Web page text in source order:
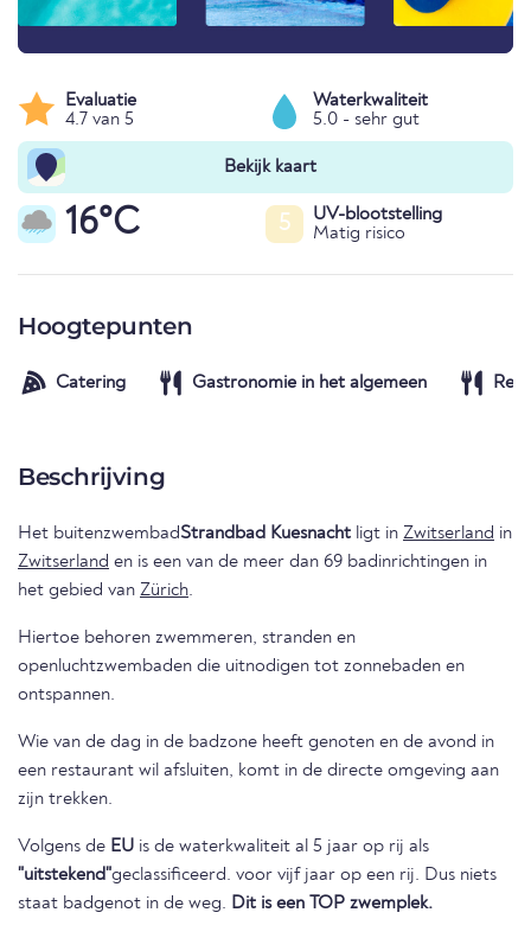
Evaluatie
4.7 van 5
Waterkwaliteit
5.0 - sehr gut
Bekijk kaart
16°C 5
UV-blootstelling
Matig risico
Hoogtepunten
Catering Gastronomie in het algemeen
Beschrijving
Het buitenzwembadStrandbad Kuesnacht ligt in Zwitserland in
Zwitserland en is een van de meer dan 69 badinrichtingen in
het gebied van Zürich.
Hiertoe behoren zwemmeren, stranden en
openluchtzwembaden die uitnodigen tot zonnebaden en
ontspannen.
Wie van de dag in de badzone heeft genoten en de avond in
een restaurant wil afsluiten, komt in de directe omgeving aan
zijn trekken.
Volgens de EU is de waterkwaliteit al 5 jaar op rij als
"uitstekend"geclassificeerd. voor vijf jaar op een rij. Dus niets
staat badgenot in de weg. Dit is een TOP zwemplek.